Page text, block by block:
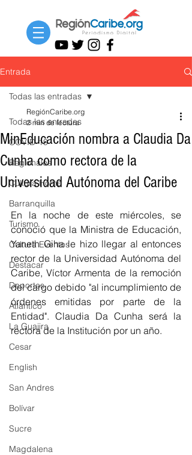
Entrada
Todas las entradas
COVID-19
Regionales
Cultura Home
Barranquilla
Turismo
Cultura Eventos
Destacar
Deportes
Atlántico
La Guajira
Cesar
English
San Andres
Bolívar
Sucre
Magdalena
Todas las entradas
MinEducación nombra a Claudia Da
Cunha como rectora de la
Universidad Autónoma del Caribe
RegiónCaribe.org
2 min de lectura
En la noche de este miércoles, se
conoció que la Ministra de Educación,
Yaneth Giha le hizo llegar al entonces
rector de la Universidad Autónoma del
Caribe, Víctor Armenta de la remoción
del cargo debido "al incumplimiento de
órdenes emitidas por parte de la
Entidad". Claudia Da Cunha será la
rectora de la Institución por un año.